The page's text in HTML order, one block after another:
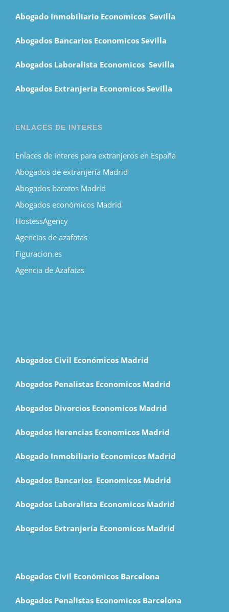
Abogado Inmobiliario Economicos Sevilla
Abogados Bancarios Economicos Sevilla
Abogados Laboralista Economicos Sevilla
Abogados Extranjería Economicos Sevilla
ENLACES DE INTERES
Enlaces de interes para extranjeros en España
Abogados de extranjería Madrid
Abogados baratos Madrid
Abogados económicos Madrid
HostessAgency
Agencias de azafatas
Figuracion.es
Agencia de Azafatas
Abogados Civil Económicos Madrid
Abogados Penalistas Economicos Madrid
Abogados Divorcios Economicos Madrid
Abogados Herencias Economicos Madrid
Abogado Inmobiliario Economicos Madrid
Abogados Bancarios Economicos Madrid
Abogados Laboralista Economicos Madrid
Abogados Extranjería Economicos Madrid
Abogados Civil Económicos Barcelona
Abogados Penalistas Economicos Barcelona